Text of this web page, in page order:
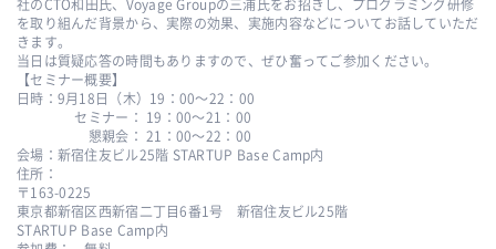
社のCTO和田氏、Voyage Groupの三浦氏をお招きし、プログラミング研修
を取り組んだ背景から、実際の効果、実施内容などについてお話していただ
きます。
当日は質疑応答の時間もありますので、ぜひ奮ってご参加ください。
【セミナー概要】
日時：9月18日（木）19：00〜22：00
セミナー： 19：00〜21：00
懇親会： 21：00〜22：00
会場：新宿住友ビル25階 STARTUP Base Camp内
住所：
〒163-0225
東京都新宿区西新宿二丁目6番1号 新宿住友ビル25階
STARTUP Base Camp内